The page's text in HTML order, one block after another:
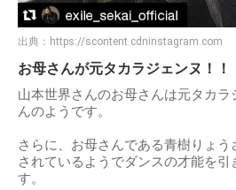
出典： https://scontent.cdninstagram.com
お母さんが元タカラジェンヌ！！
山本世界さんのお母さんは元タカラ
んのようです。
さらに、お母さんである青樹りょ
されているようでダンスの才能を
す。